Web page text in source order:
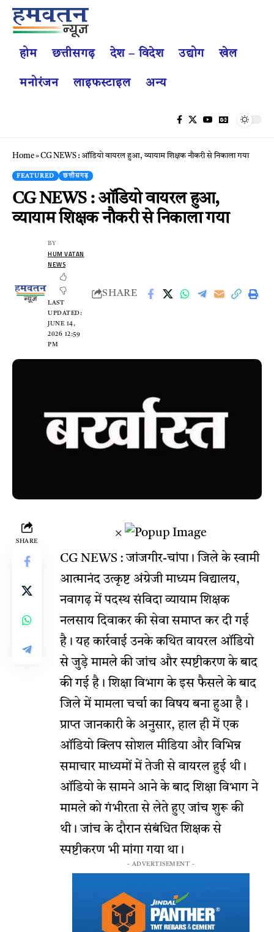
होम छत्तीसगढ़ देश – विदेश उद्योग खेल
मनोरंजन लाइफस्टाइल अन्य
Home»CG NEWS : ऑडियो वायरल हुआ, व्यायाम शिक्षक नौकरी से निकाला गया
FEATURED छत्तीसगढ़
CG NEWS : ऑडियो वायरल हुआ,
व्यायाम शिक्षक नौकरी से निकाला गया
LAST
UPDATED:
JUNE 14,
2026 12:59
PM
BY
HUM VATAN
NEWS
SHARE
SHARE
×
CG NEWS : जांजगीर-चांपा। जिले के स्वामी
आत्मानंद उत्कृष्ट अंग्रेजी माध्यम विद्यालय,
नवागढ़ में पदस्थ संविदा व्यायाम शिक्षक
नलसाय दिवाकर की सेवा समाप्त कर दी गई
है। यह कार्रवाई उनके कथित वायरल ऑडियो
से जुड़े मामले की जांच और स्पष्टीकरण के बाद
की गई है। शिक्षा विभाग के इस फैसले के बाद
जिले में मामला चर्चा का विषय बना हुआ है।
प्राप्त जानकारी के अनुसार, हाल ही में एक
ऑडियो क्लिप सोशल मीडिया और विभिन्न
समाचार माध्यमों में तेजी से वायरल हुई थी।
ऑडियो के सामने आने के बाद शिक्षा विभाग ने
मामले को गंभीरता से लेते हुए जांच शुरू की
थी। जांच के दौरान संबंधित शिक्षक से
स्पष्टीकरण भी मांगा गया था।
- ADVERTISEMENT -